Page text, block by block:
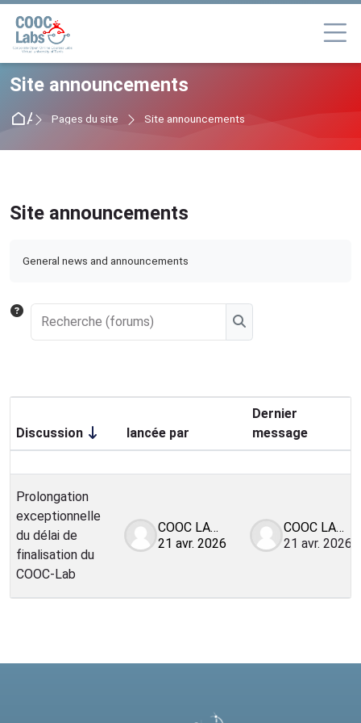
Passer à la navigation
Passer au formulaire de connexion
Passer au contenu principal
Passer au pied de page
Site announcements
Accueil
Pages du site Site announcements
Site announcements
General news and announcements
Recherche (forums)
Recherche (forums)
Statut
Discussion lancée par
Dernier
message
Prolongation
exceptionnelle
du délai de
finalisation du
COOC-Lab
COOC LABS
21 avr. 2026
COOC LABS
21 avr. 2026